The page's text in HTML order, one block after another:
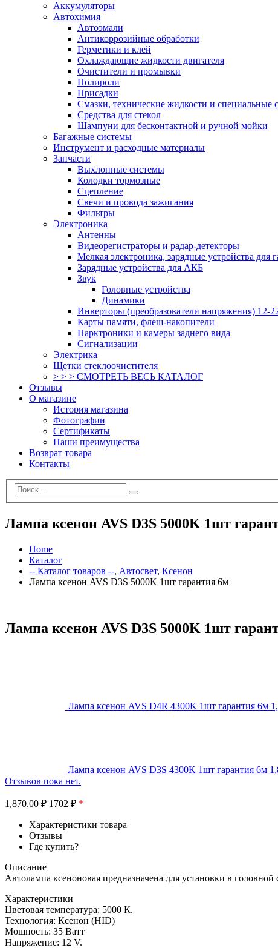
Аккумуляторы
Автохимия
Автоэмали
Антикоррозийные обработки
Герметики и клей
Охлаждающие жидкости двигателя
Очистители и промывки
Полироли
Присадки
Смазки, технические жидкости и специальные
Средства для стекол
Шампуни для бесконтактной и ручной мойки
Багажные системы
Инструмент и расходные материалы
Запчасти
Выхлопные системы
Колодки тормозные
Сцепление
Свечи и провода зажигания
Фильтры
Электроника
Антенны
Видеорегистраторы и радар-детекторы
Мелкая электроника, зарядные устройства для
Зарядные устройства для АКБ
Звук
Головные устройства
Динамики
Инверторы (преобразователи напряжения) 12-
Карты памяти, флеш-накопители
Парктроники и камеры заднего вида
Сигнализации
Электрика
Щетки стеклоочистителя
> > > СМОТРЕТЬ ВЕСЬ КАТАЛОГ
Отзывы
О магазине
История магазина
Фотографии
Сертификаты
Наши преимущества
Возврат товара
Контакты
Лампа ксенон AVS D3S 5000K 1шт
Home
Каталог
-- Каталог товаров --, Автосвет, Ксенон
Лампа ксенон AVS D3S 5000K 1шт гарантия 6м
Лампа ксенон AVS D3S 5000K 1шт
Лампа ксенон AVS D4R 4300K 1шт гарантия 6м
Лампа ксенон AVS D3S 4300K 1шт гарантия 6м
Отзывов пока нет.
1,870.00 ₽ 1702 ₽ *
Характеристики товара
Отзывы
Где купить?
Описание
Автолампа ксеноновая предназначена для установки в
Характеристики
Цветовая температура: 5000 К.
Технология: Ксенон (HID)
Мощность: 35 Ватт
Напряжение: 12 V.